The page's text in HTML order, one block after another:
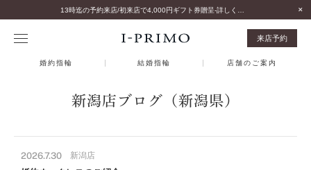
来店予約
婚約指輪 結婚指輪 店舗のご案内
新潟店ブログ（新潟県）
2026.7.30 新潟店